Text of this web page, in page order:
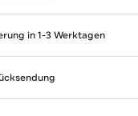
in 1-3 Werktagen